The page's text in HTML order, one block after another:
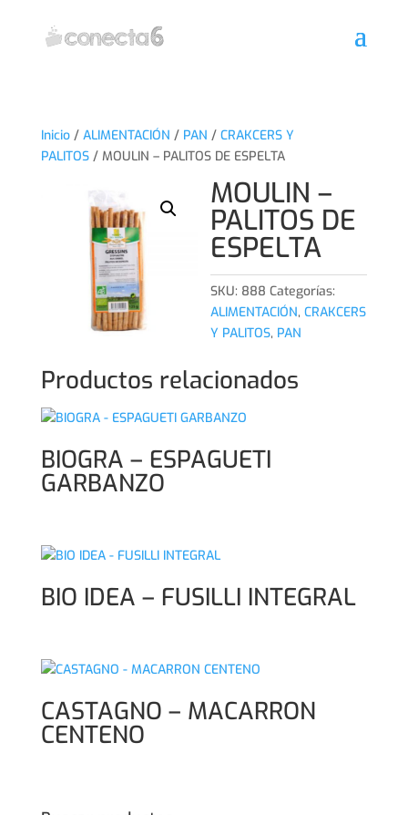
Inicio/ ALIMENTACIÓN / PAN / CRAKCERS Y
PALITOS/ MOULIN – PALITOS DE ESPELTA
MOULIN –
PALITOS DE
ESPELTA
SKU: 888 Categorías:
ALIMENTACIÓN,CRAKCERS
Y PALITOS, PAN
Productos relacionados
BIOGRA – ESPAGUETI
GARBANZO
BIO IDEA – FUSILLI INTEGRAL
CASTAGNO – MACARRON
CENTENO